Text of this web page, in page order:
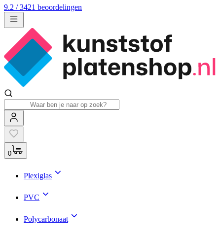
9.2 / 3421 beoordelingen
0
Plexiglas
PVC
Polycarbonaat